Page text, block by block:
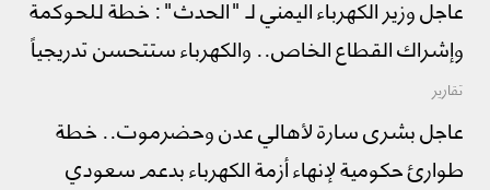
عاجل وزير الكهرباء اليمني لـ "الحدث": خطة للحوكمة
وإشراك القطاع الخاص.. والكهرباء ستتحسن تدريجياً
تقارير
عاجل بشرى سارة لأهالي عدن وحضرموت.. خطة
طوارئ حكومية لإنهاء أزمة الكهرباء بدعم سعودي